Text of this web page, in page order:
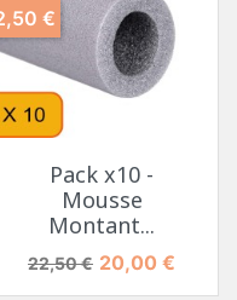
Pack x10 -
Mousse
Montant...
Prix de base
22,50 € Prix
20,00 €
€